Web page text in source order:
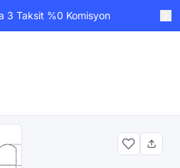
3 Taksit %0 Komisyon